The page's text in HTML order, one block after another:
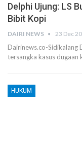
Delphi Ujung: LS
Bibit Kopi
DAIRI NEWS 23 Dec
Dairinews.co-Sidikalang
tersangka kasus
HUKUM